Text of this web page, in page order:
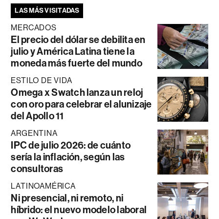
LAS MÁS VISITADAS
MERCADOS
El precio del dólar se debilita en
julio y América Latina tiene la
moneda más fuerte del mundo
ESTILO DE VIDA
Omega x Swatch lanza un reloj
con oro para celebrar el alunizaje
del Apollo 11
ARGENTINA
IPC de julio 2026: de cuánto
sería la inflación, según las
consultoras
LATINOAMÉRICA
Ni presencial, ni remoto, ni
híbrido: el nuevo modelo laboral